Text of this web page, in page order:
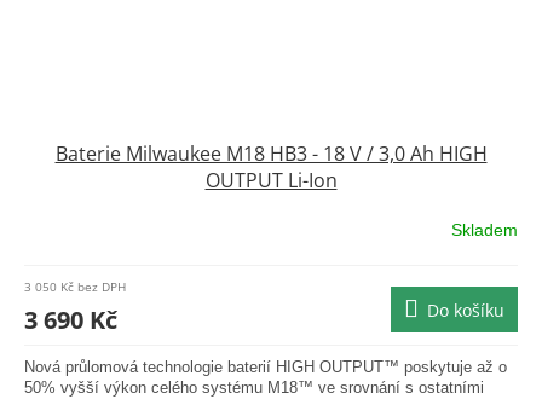
Baterie Milwaukee M18 HB3 - 18 V / 3,0 Ah HIGH
OUTPUT Li-Ion
Skladem
3 050 Kč bez DPH
3 690 Kč Do košíku
Nová průlomová technologie baterií HIGH OUTPUT™ poskytuje až o
50% vyšší výkon celého systému M18™ ve srovnání s ostatními